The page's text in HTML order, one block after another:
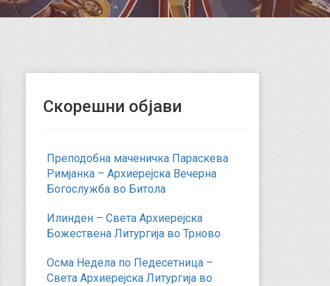
Скорешни објави
Преподобна маченичка Параскева
Римјанка – Архиерејска Вечерна
Богослужба во Битола
Илинден – Света Архиерејска
Божествена Литургија во Трново
Осма Недела по Педесетница –
Света Архиерејска Литургија во